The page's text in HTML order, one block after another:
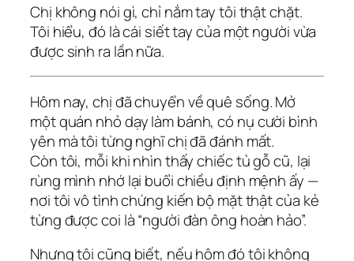
Chị không nói gì, chỉ nắm tay tôi thật chặt.
Tôi hiểu, đó là cái siết tay của một người vừa
được sinh ra lần nữa.
Hôm nay, chị đã chuyển về quê sống. Mở
một quán nhỏ dạy làm bánh, có nụ cười bình
yên mà tôi từng nghĩ chị đã đánh mất.
Còn tôi, mỗi khi nhìn thấy chiếc tủ gỗ cũ, lại
rùng mình nhớ lại buổi chiều định mệnh ấy —
nơi tôi vô tình chứng kiến bộ mặt thật của kẻ
từng được coi là “người đàn ông hoàn hảo”.
Nhưng tôi cũng biết, nếu hôm đó tôi không